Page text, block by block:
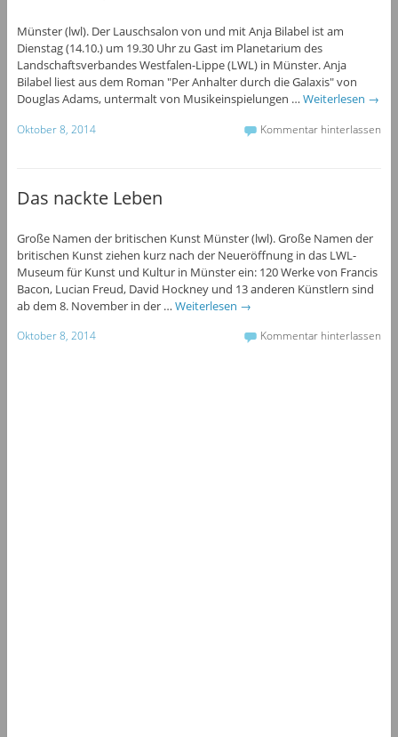
Münster (lwl). Der Lauschsalon von und mit Anja Bilabel ist am
Dienstag (14.10.) um 19.30 Uhr zu Gast im Planetarium des
Landschaftsverbandes Westfalen-Lippe (LWL) in Münster. Anja
Bilabel liest aus dem Roman "Per Anhalter durch die Galaxis" von
Douglas Adams, untermalt von Musikeinspielungen … Weiterlesen →
Oktober 8, 2014 Kommentar hinterlassen
Das nackte Leben
Große Namen der britischen Kunst Münster (lwl). Große Namen der
britischen Kunst ziehen kurz nach der Neueröffnung in das LWL-
Museum für Kunst und Kultur in Münster ein: 120 Werke von Francis
Bacon, Lucian Freud, David Hockney und 13 anderen Künstlern sind
ab dem 8. November in der … Weiterlesen →
Oktober 8, 2014 Kommentar hinterlassen